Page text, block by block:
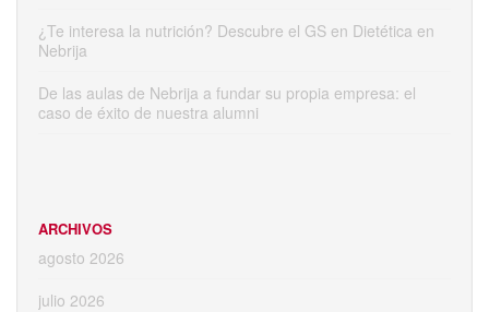
¿Te interesa la nutrición? Descubre el GS en Dietética en
Nebrija
De las aulas de Nebrija a fundar su propia empresa: el
caso de éxito de nuestra alumni
ARCHIVOS
agosto 2026
julio 2026